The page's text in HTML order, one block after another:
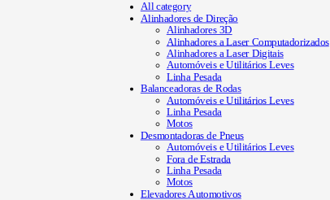
All category
Alinhadores de Direção
Alinhadores 3D
Alinhadores a Laser Computadorizados
Alinhadores a Laser Digitais
Automóveis e Utilitários Leves
Linha Pesada
Balanceadoras de Rodas
Automóveis e Utilitários Leves
Linha Pesada
Motos
Desmontadoras de Pneus
Automóveis e Utilitários Leves
Fora de Estrada
Linha Pesada
Motos
Elevadores Automotivos